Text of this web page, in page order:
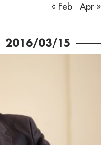
« Feb
Apr »
2016/03/15